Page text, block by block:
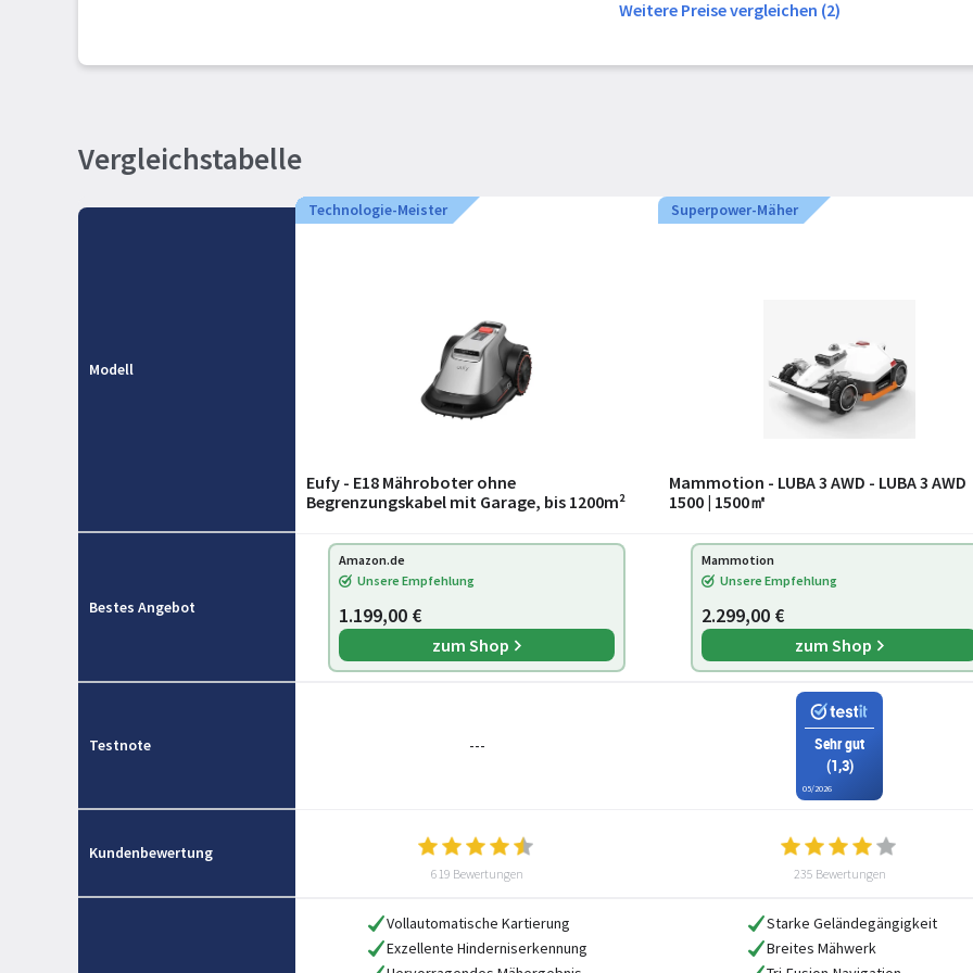
Weitere Preise vergleichen (2)
Vergleichstabelle
Modell
Technologie-Meister
Eufy - E18 Mähroboter ohne
Begrenzungskabel mit Garage, bis 1200m²
Superpower-Mäher
Mammotion - LUBA 3 AWD - LUBA 3 AWD
1500 | 1500㎡
Bestes Angebot
Amazon.de
Unsere Empfehlung
1.199,00 €
zum Shop
Mammotion
Unsere Empfehlung
2.299,00 €
zum Shop
Testnote ---
Sehr gut
(1,3)
05/2026
Kundenbewertung
619 Bewertungen 235 Bewertungen
Vollautomatische Kartierung
Exzellente Hinderniserkennung
Starke Geländegängigkeit
Breites Mähwerk